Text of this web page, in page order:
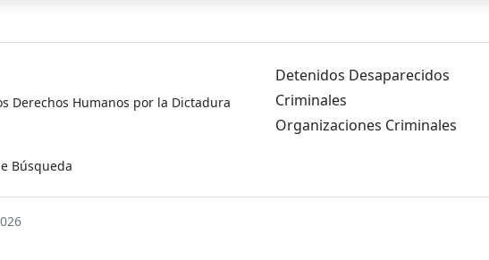
Derechos Humanos por la Dictadura
Búsqueda
Detenidos Desaparecidos
Criminales
Organizaciones Criminales